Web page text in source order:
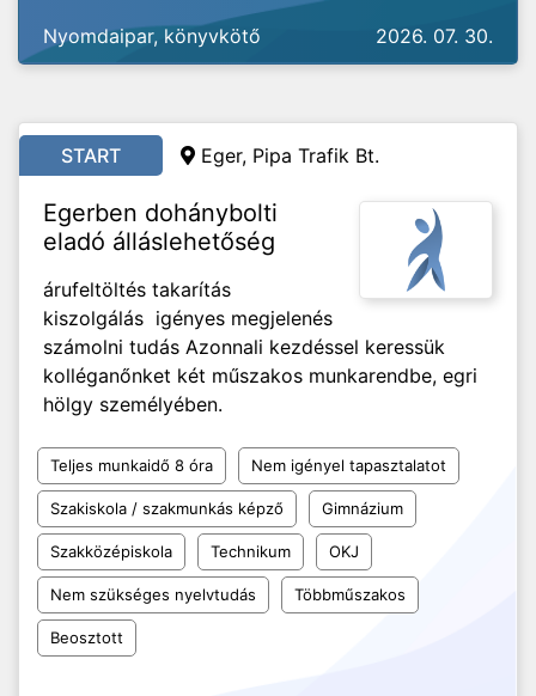
Nyomdaipar, könyvkötő 2026. 07. 30.
START Eger, Pipa Trafik Bt.
Egerben dohánybolti
eladó álláslehetőség
árufeltöltés takarítás
kiszolgálás igényes megjelenés
számolni tudás Azonnali kezdéssel keressük
kolléganőnket két műszakos munkarendbe, egri
hölgy személyében.
Teljes munkaidő 8 óra Nem igényel tapasztalatot
Szakiskola / szakmunkás képző Gimnázium
Szakközépiskola Technikum OKJ
Nem szükséges nyelvtudás Többműszakos
Beosztott